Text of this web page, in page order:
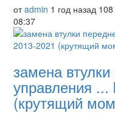
отadmin 1 год назад
08:37
замена
управления ...
(крутящий